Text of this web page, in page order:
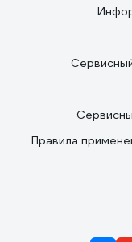
Правила